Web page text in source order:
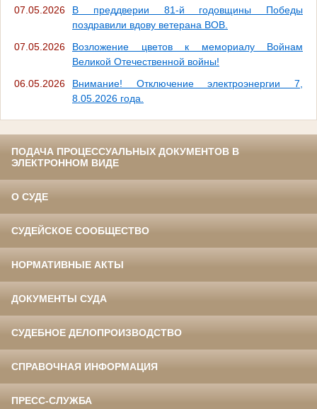
07.05.2026
В преддверии 81-й годовщины Победы
поздравили вдову ветерана ВОВ.
07.05.2026
Возложение цветов к мемориалу Войнам
Великой Отечественной войны!
06.05.2026
Внимание! Отключение электроэнергии 7,
8.05.2026 года.
ПОДАЧА ПРОЦЕССУАЛЬНЫХ ДОКУМЕНТОВ В
ЭЛЕКТРОННОМ ВИДЕ
О СУДЕ
СУДЕЙСКОЕ СООБЩЕСТВО
НОРМАТИВНЫЕ АКТЫ
ДОКУМЕНТЫ СУДА
СУДЕБНОЕ ДЕЛОПРОИЗВОДСТВО
СПРАВОЧНАЯ ИНФОРМАЦИЯ
ПРЕСС-СЛУЖБА